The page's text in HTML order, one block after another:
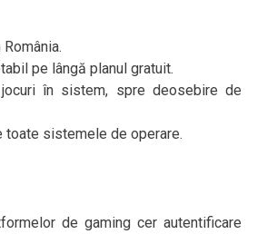
pe lângă planul gratuit.
în sistem, spre deosebire de
toate sistemele de operare.
de gaming cer autentificare